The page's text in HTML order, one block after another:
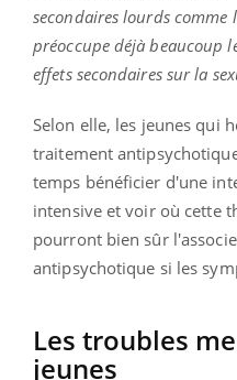
secondaires lourds
préoccupe déjà beaucoup
effets secondaires sur la
Selon elle, les jeunes qui
traitement
temps bénéficier d'une
intensive et voir où cette
pourront bien sûr
antipsychotique si les
Les troubles
jeunes